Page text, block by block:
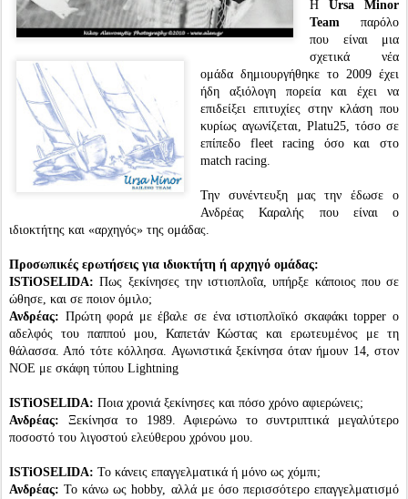
Η Ursa Minor
Team παρόλο
που είναι μια
σχετικά νέα
ομάδα δημιουργήθηκε το 2009 έχει
ήδη αξιόλογη πορεία και έχει να
επιδείξει επιτυχίες στην κλάση που
κυρίως αγωνίζεται, Platu25, τόσο σε
επίπεδο fleet racing όσο και στο
match racing.
Την συνέντευξη μας την έδωσε ο
Ανδρέας Καραλής που είναι ο
ιδιοκτήτης και «αρχηγός» της ομάδας.
Προσωπικές ερωτήσεις για ιδιοκτήτη ή αρχηγό ομάδας:
ISTiOSELIDA: Πως ξεκίνησες την ιστιοπλοΐα, υπήρξε κάποιος που σε
ώθησε, και σε ποιον όμιλο;
Ανδρέας: Πρώτη φορά με έβαλε σε ένα ιστιοπλοϊκό σκαφάκι topper ο
αδελφός του παππού μου, Καπετάν Κώστας και ερωτευμένος με τη
θάλασσα. Από τότε κόλλησα. Αγωνιστικά ξεκίνησα όταν ήμουν 14, στον
ΝΟΕ με σκάφη τύπου Lightning
ISTiOSELIDA: Ποια χρονιά ξεκίνησες και πόσο χρόνο αφιερώνεις;
Ανδρέας: Ξεκίνησα το 1989. Αφιερώνω το συντριπτικά μεγαλύτερο
ποσοστό του λιγοστού ελεύθερου χρόνου μου.
ISTiOSELIDA: Το κάνεις επαγγελματικά ή μόνο ως χόμπι;
Ανδρέας: Το κάνω ως hobby, αλλά με όσο περισσότερο επαγγελματισμό